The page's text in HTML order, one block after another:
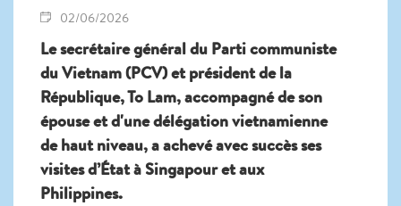
02/06/2026
Le secrétaire général du Parti communiste
du Vietnam (PCV) et président de la
République, To Lam, accompagné de son
épouse et d'une délégation vietnamienne
de haut niveau, a achevé avec succès ses
visites d’État à Singapour et aux
Philippines.